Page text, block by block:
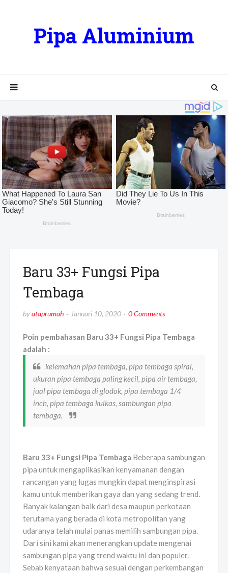
Pipa Aluminium
Baru 33+ Fungsi Pipa
Tembaga
byataprumah Januari 10, 2020 0 Comments
Poin pembahasan Baru 33+ Fungsi Pipa Tembaga
adalah :
kelemahan pipa tembaga, pipa tembaga spiral,
ukuran pipa tembaga paling kecil, pipa air tembaga,
jual pipa tembaga di glodok, pipa tembaga 1/4
inch, pipa tembaga kulkas, sambungan pipa
tembaga,
Baru 33+ Fungsi Pipa Tembaga Beberapa sambungan
pipa untuk mengaplikasikan kenyamanan dengan
rancangan yang lugas mungkin dapat menginspirasi
kamu untuk memberikan gaya dan yang sedang trend.
Banyak kalangan baik dari desa maupun perkotaan
terutama yang berada di kota metropolitan yang
udaranya telah mulai panas memilih sambungan pipa.
Dari sini kami akan menerangkan update mengenai
sambungan pipa yang trend waktu ini dan populer.
Sebab kenyataan bahwa sesuai dengan perkembangan